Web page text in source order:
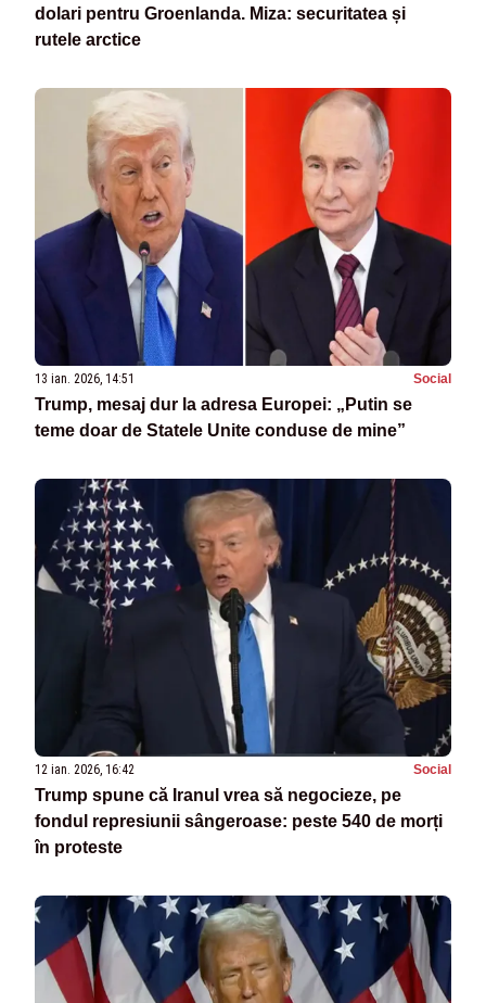
dolari pentru Groenlanda. Miza: securitatea și
rutele arctice
13 ian. 2026, 14:51 Social
Trump, mesaj dur la adresa Europei: „Putin se
teme doar de Statele Unite conduse de mine”
12 ian. 2026, 16:42 Social
Trump spune că Iranul vrea să negocieze, pe
fondul represiunii sângeroase: peste 540 de morți
în proteste